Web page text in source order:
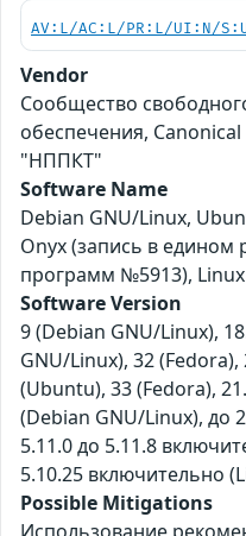
AV:L/AC:L/PR:L/UI:N/
Vendor
Сообщество
обеспечения,
"НППКТ"
Software Name
Debian GNU/Linux,
Оnyx (запись в едином
программ №5913), Linux
Software Version
9 (Debian GNU/Linux),
GNU/Linux), 32
(Ubuntu), 33 (Fedora),
(Debian GNU/Linux),
5.11.0 до 5.11.8
5.10.25 включительно
Possible Mitigations